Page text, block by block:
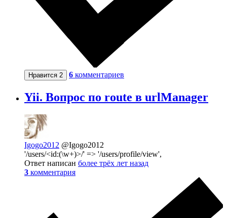
Нравится 2 6 комментариев
Yii. Вопрос по route в urlManager
Igogo2012 @Igogo2012
'/users/<id:(\w+)>/' => '/users/profile/view',
Ответ написан более трёх лет назад
3 комментария